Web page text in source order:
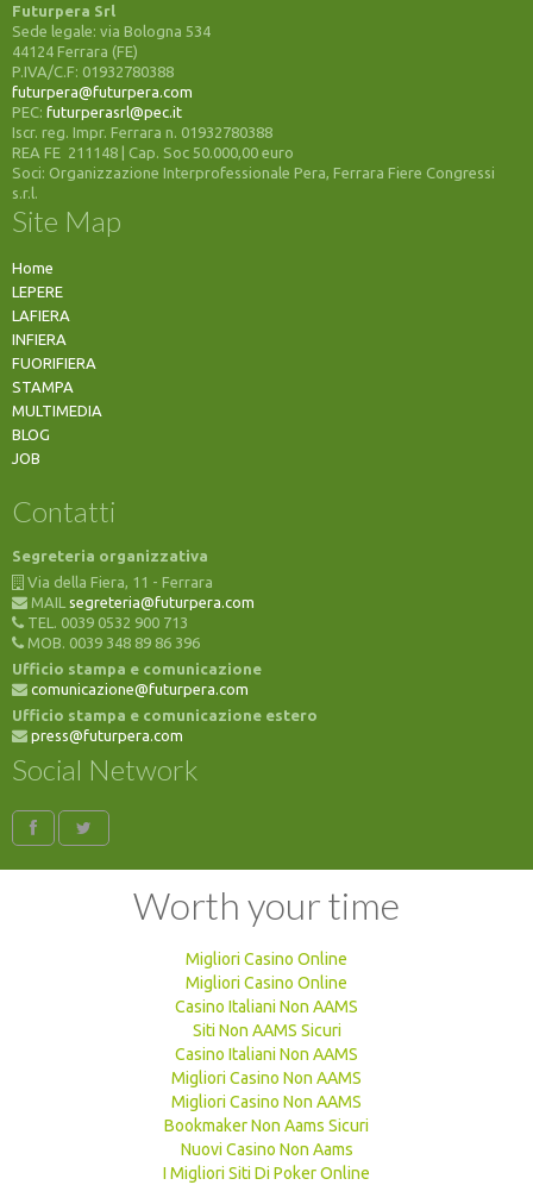
Futurpera Srl
Sede legale: via Bologna 534
44124 Ferrara (FE)
P.IVA/C.F: 01932780388
futurpera@futurpera.com
PEC: futurperasrl@pec.it
Iscr. reg. Impr. Ferrara n. 01932780388
REA FE 211148 | Cap. Soc 50.000,00 euro
Soci: Organizzazione Interprofessionale Pera, Ferrara Fiere Congressi
s.r.l.
Site Map
Home
LEPERE
LAFIERA
INFIERA
FUORIFIERA
STAMPA
MULTIMEDIA
BLOG
JOB
Contatti
Segreteria organizzativa
Via della Fiera, 11 - Ferrara
MAIL segreteria@futurpera.com
TEL. 0039 0532 900 713
MOB. 0039 348 89 86 396
Ufficio stampa e comunicazione
comunicazione@futurpera.com
Ufficio stampa e comunicazione estero
press@futurpera.com
Social Network
Worth your time
Migliori Casino Online
Migliori Casino Online
Casino Italiani Non AAMS
Siti Non AAMS Sicuri
Casino Italiani Non AAMS
Migliori Casino Non AAMS
Migliori Casino Non AAMS
Bookmaker Non Aams Sicuri
Nuovi Casino Non Aams
I Migliori Siti Di Poker Online